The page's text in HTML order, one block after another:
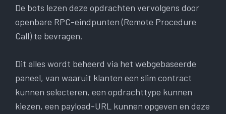
De bots lezen deze opdrachten vervolgens door
openbare RPC-eindpunten (Remote Procedure
Call) te bevragen.
Dit alles wordt beheerd via het webgebaseerde
paneel, van waaruit klanten een slim contract
kunnen selecteren, een opdrachttype kunnen
kiezen, een payload-URL kunnen opgeven en deze